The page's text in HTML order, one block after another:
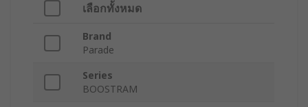
เลือกทั้งหมด
Brand
Parade
Series
BOOSTRAM